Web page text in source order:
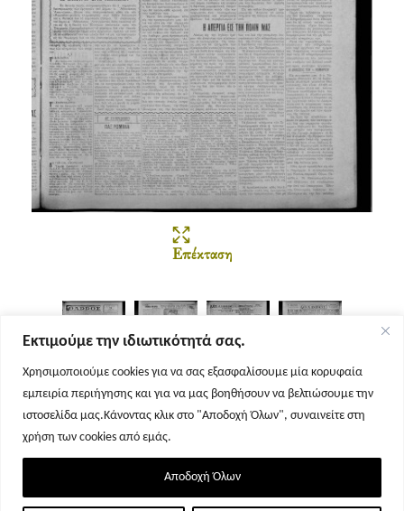
Εκτιμούμε την ιδιωτικότητά σας.
Χρησιμοποιούμε cookies για να σας εξασφαλίσουμε μία κορυφαία
εμπειρία περιήγησης και για να μας βοηθήσουν να βελτιώσουμε την
ιστοσελίδα μας.Κάνοντας κλικ στο "Αποδοχή Όλων", συναινείτε στη
χρήση των cookies από εμάς.
Αποδοχή Όλων
Επέκταση
Σελίδα 1 Σελίδα 2 Σελίδα 3 Σελίδα 4